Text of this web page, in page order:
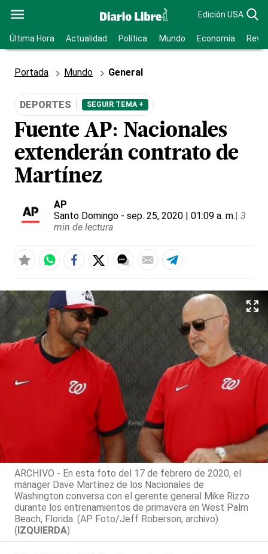
Edición USA
Última Hora Actualidad Política Mundo Economía
Portada Mundo General
DEPORTES SEGUIR TEMA +
Fuente AP: Nacionales
extenderán contrato de
Martínez
AP
Santo Domingo - sep. 25, 2020 | 01:09 a. m.| 3
min de lectura
ARCHIVO - En esta foto del 17 de febrero de 2020, el
mánager Dave Martínez de los Nacionales de
Washington conversa con el gerente general Mike Rizzo
durante los entrenamientos de primavera en West Palm
Beach, Florida. (AP Foto/Jeff Roberson, archivo)
(IZQUIERDA)